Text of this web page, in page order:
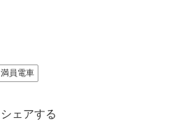
満員電車
シェアする